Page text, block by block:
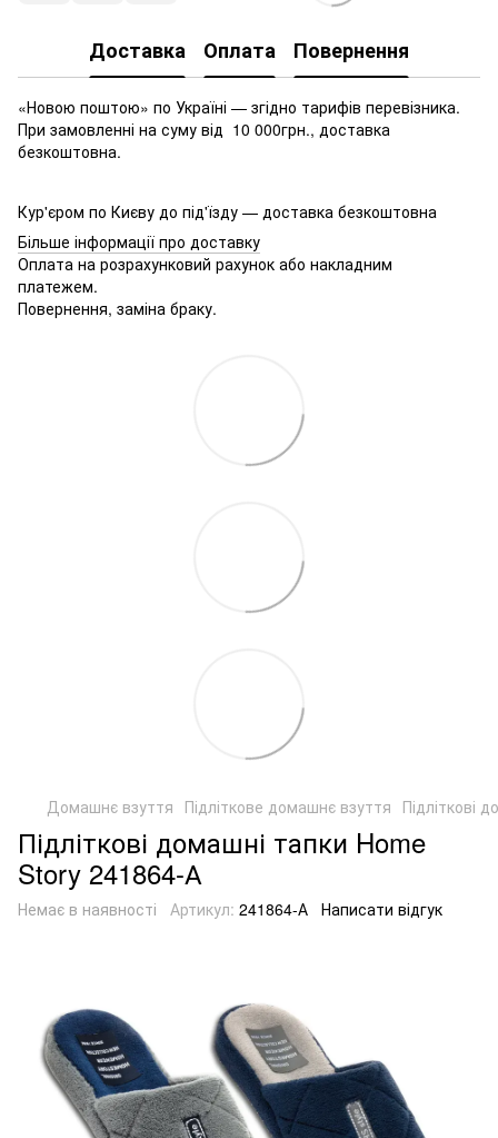
Доставка Оплата Повернення
«Новою поштою» по Україні — згідно тарифів перевізника.
При замовленні на суму від 10 000грн., доставка
безкоштовна.
Кур'єром по Києву до під'їзду — доставка безкоштовна
Більше інформації про доставку
Оплата на розрахунковий рахунок або накладним
платежем.
Повернення, заміна браку.
Домашнє взуття Підліткове домашнє взуття Підліткові
Підліткові домашні тапки Home
Story 241864-А
Немає в наявності Артикул: 241864-А Написати відгук